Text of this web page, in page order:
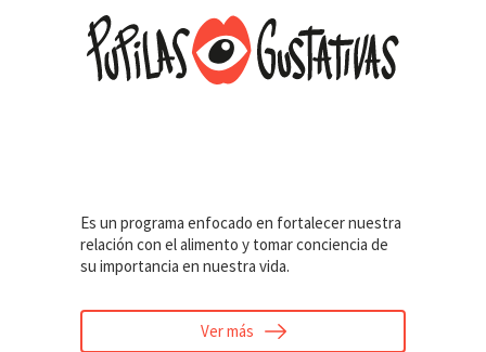
Es un programa enfocado en fortalecer nuestra
relación con el alimento y tomar conciencia de
su importancia en nuestra vida.
Ver más